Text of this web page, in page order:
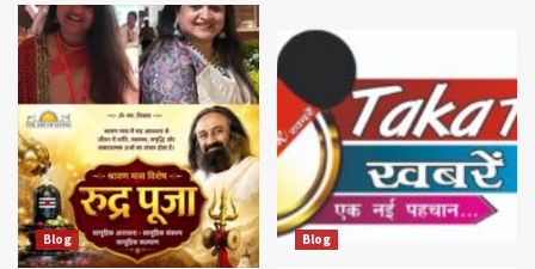
Blog Blog